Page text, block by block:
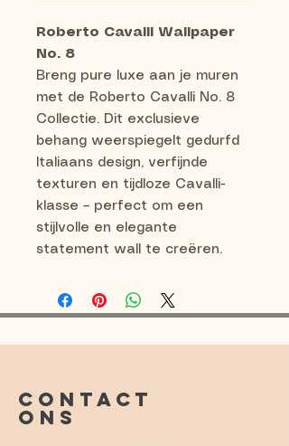
Roberto Cavalli Wallpaper
No. 8
Breng pure luxe aan je muren
met de Roberto Cavalli No. 8
Collectie. Dit exclusieve
behang weerspiegelt gedurfd
Italiaans design, verfijnde
texturen en tijdloze Cavalli-
klasse – perfect om een
stijlvolle en elegante
statement wall te creëren.
CONTACT
ONS